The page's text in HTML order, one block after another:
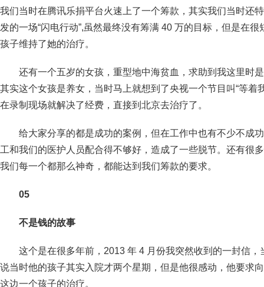
我们当时在腾讯乐捐平台火速上了一个筹款，其实我们当时还
发的一场“闪电行动”,虽然最终没有筹满 40 万的目标，但是在
孩子维持了她的治疗。
还有一个五岁的女孩，重型地中海贫血，求助到我这里时
其实这个女孩是养女，当时马上就想到了央视一个节目叫“等着
在录制现场就解决了经费，直接到北京去治疗了。
给大家分享的都是成功的案例，但在工作中也有不少不成
工和我们的医护人员配合得不够好，造成了一些脱节。还有很
我们每一个都那么神奇，都能达到我们筹款的要求。
05
不是钱的故事
这个是在很多年前，2013 年 4 月份我突然收到的一封信
说当时他的孩子其实入院才两个星期，但是他很感动，他要求
这边一个孩子的治疗。